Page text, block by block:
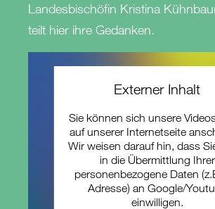
Landesbischöfin Kristina
teilt hier ihre Gedanken.
Externer Inhalt
Sie können sich unsere
auf unserer Internetseite
Wir weisen darauf hin, dass
in die Übermittlung Ihrer
personenbezogene Daten
Adresse) an Google/
einwilligen.